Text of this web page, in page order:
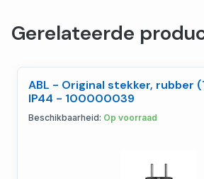
Gerelateerde
ABL - Original stekker, rubber
IP44 - 100000039
Beschikbaarheid: Op voorraad